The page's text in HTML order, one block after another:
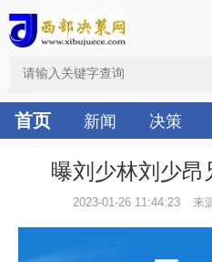
首页 新闻 决策
曝刘少林刘少昂
2023-01-26 11:44:23 来